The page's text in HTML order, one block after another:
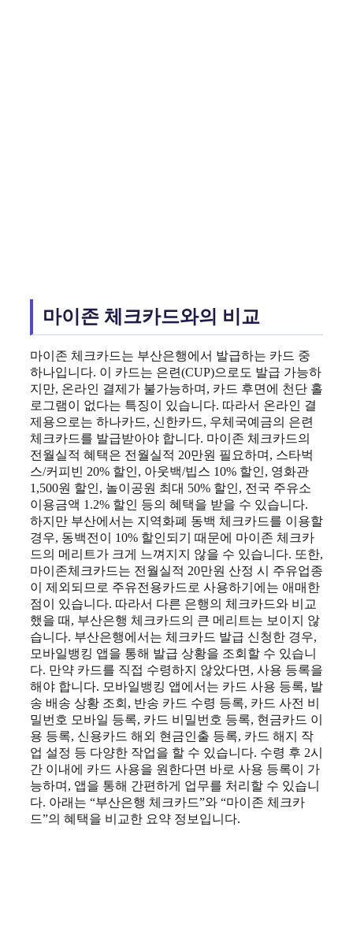
마이존 체크카드와의 비교
마이존 체크카드는 부산은행에서 발급하는 카드 중
하나입니다. 이 카드는 은련(CUP)으로도 발급 가능하
지만, 온라인 결제가 불가능하며, 카드 후면에 천단 홀
로그램이 없다는 특징이 있습니다. 따라서 온라인 결
제용으로는 하나카드, 신한카드, 우체국예금의 은련
체크카드를 발급받아야 합니다. 마이존 체크카드의
전월실적 혜택은 전월실적 20만원 필요하며, 스타벅
스/커피빈 20% 할인, 아웃백/빕스 10% 할인, 영화관
1,500원 할인, 놀이공원 최대 50% 할인, 전국 주유소
이용금액 1.2% 할인 등의 혜택을 받을 수 있습니다.
하지만 부산에서는 지역화폐 동백 체크카드를 이용할
경우, 동백전이 10% 할인되기 때문에 마이존 체크카
드의 메리트가 크게 느껴지지 않을 수 있습니다. 또한,
마이존체크카드는 전월실적 20만원 산정 시 주유업종
이 제외되므로 주유전용카드로 사용하기에는 애매한
점이 있습니다. 따라서 다른 은행의 체크카드와 비교
했을 때, 부산은행 체크카드의 큰 메리트는 보이지 않
습니다. 부산은행에서는 체크카드 발급 신청한 경우,
모바일뱅킹 앱을 통해 발급 상황을 조회할 수 있습니
다. 만약 카드를 직접 수령하지 않았다면, 사용 등록을
해야 합니다. 모바일뱅킹 앱에서는 카드 사용 등록, 발
송 배송 상황 조회, 반송 카드 수령 등록, 카드 사전 비
밀번호 모바일 등록, 카드 비밀번호 등록, 현금카드 이
용 등록, 신용카드 해외 현금인출 등록, 카드 해지 작
업 설정 등 다양한 작업을 할 수 있습니다. 수령 후 2시
간 이내에 카드 사용을 원한다면 바로 사용 등록이 가
능하며, 앱을 통해 간편하게 업무를 처리할 수 있습니
다. 아래는 “부산은행 체크카드”와 “마이존 체크카
드”의 혜택을 비교한 요약 정보입니다.